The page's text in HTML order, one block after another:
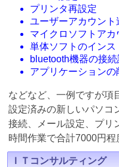
プリンタ再設定
ユーザーアカウント
マイクロソフトアカ
単体ソフトのインス
bluetooth機器の接続
アプリケーションの
などなど、一例ですが項
設定済みの新しいパソコ
接続、メール設定、プリ
時間作業で合計7000円程
ＩＴコンサルティング